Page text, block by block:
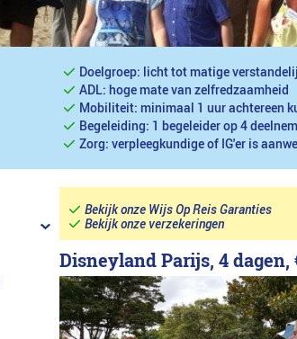
Doelgroep: licht tot matige
ADL: hoge mate van zelfredzaamheid
Mobiliteit: minimaal 1 uur achtereen
Begeleiding: 1 begeleider op 4
Zorg: verpleegkundige of IG'er is
Bekijk onze Wijs Op Reis Garanties
Bekijk onze verzekeringen
Disneyland Parijs, 4 dagen,